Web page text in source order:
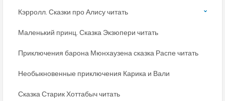
Кэрролл. Сказки про Алису читать
Маленький принц. Сказка Экзюпери читать
Приключения барона Мюнхаузена сказка Распе читать
Необыкновенные приключения Карика и Вали
Сказка Старик Хоттабыч читать